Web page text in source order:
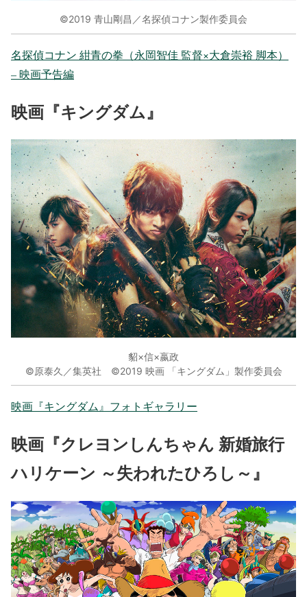
©2019 青山剛昌／名探偵コナン製作委員会
名探偵コナン 紺青の拳（永岡智佳 監督×大倉崇裕 脚本）
– 映画予告編
映画『キングダム』
貂×信×嬴政
©原泰久／集英社 ©2019 映画 「キングダム」製作委員会
映画『キングダム』フォトギャラリー
映画『クレヨンしんちゃん 新婚旅行
ハリケーン ～失われたひろし～』